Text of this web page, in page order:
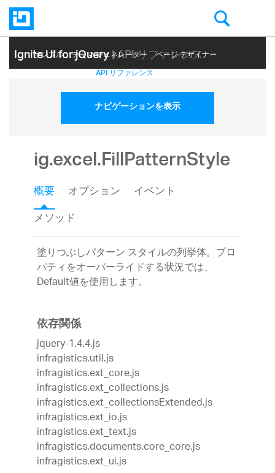
Ignite UI for jQuery| API リファレンス
サンプル テーマ ジェネレーター ページ デザイナー
ヘルプ トピック API リファレンス
ナビゲーションを表示
ig.excel.FillPatternStyle
概要 オプション
イベント
メソッド
塗りつぶしパターン スタイルの列挙体。プロ
パティをオーバーライドする状況では、
Default値を使用します。
依存関係
jquery-1.4.4.js
infragistics.util.js
infragistics.ext_core.js
infragistics.ext_collections.js
infragistics.ext_collectionsExtended.js
infragistics.ext_io.js
infragistics.ext_text.js
infragistics.documents.core_core.js
infragistics.ext_ui.js